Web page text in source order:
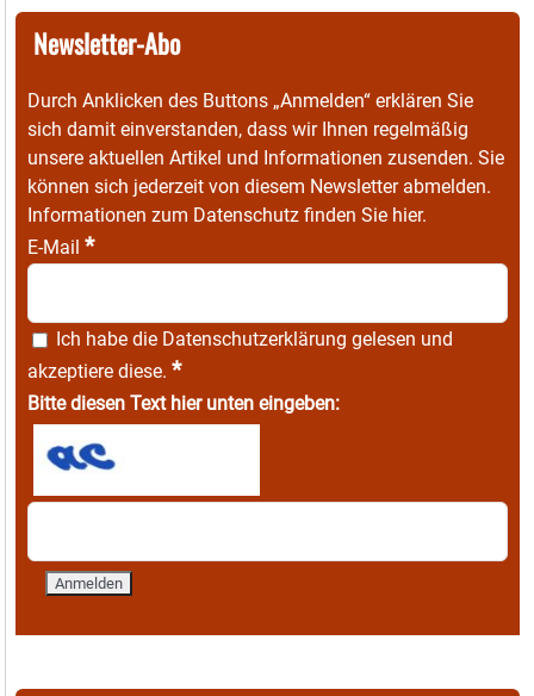
Newsletter-Abo
Durch Anklicken des Buttons „Anmelden“ erklären Sie
sich damit einverstanden, dass wir Ihnen regelmäßig
unsere aktuellen Artikel und Informationen zusenden. Sie
können sich jederzeit von diesem Newsletter abmelden.
Informationen zum Datenschutz finden Sie hier.
E-Mail *
Ich habe die Datenschutzerklärung gelesen und
akzeptiere diese. *
Bitte diesen Text hier unten eingeben: